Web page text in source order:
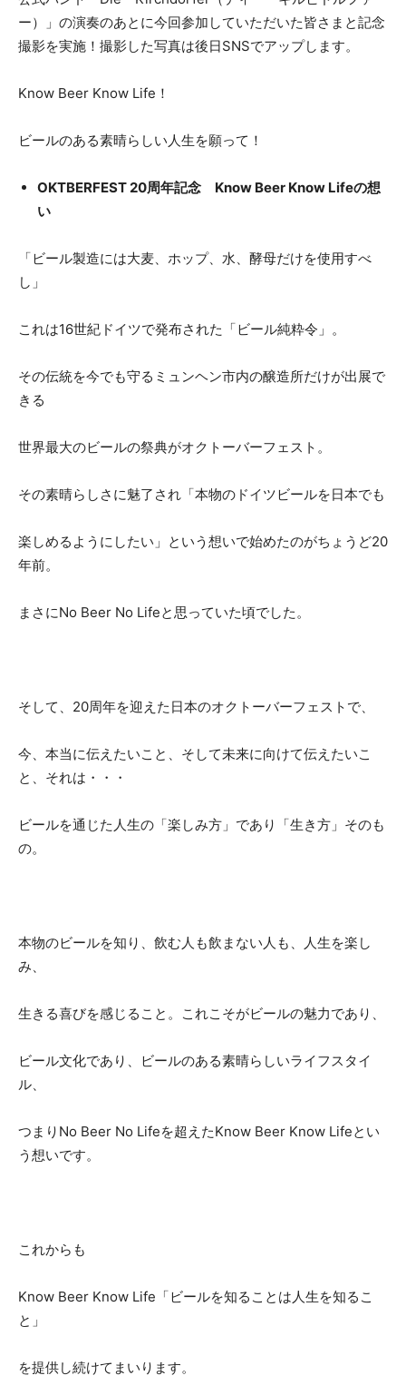
ー）」の演奏のあとに今回参加していただいた皆さまと記念
撮影を実施！撮影した写真は後日SNSでアップします。
Know Beer Know Life！
ビールのある素晴らしい人生を願って！
OKTBERFEST 20周年記念 Know Beer Know Lifeの想
い
「ビール製造には大麦、ホップ、水、酵母だけを使用すべ
し」
これは16世紀ドイツで発布された「ビール純粋令」。
その伝統を今でも守るミュンヘン市内の醸造所だけが出展で
きる
世界最大のビールの祭典がオクトーバーフェスト。
その素晴らしさに魅了され「本物のドイツビールを日本でも
楽しめるようにしたい」という想いで始めたのがちょうど20
年前。
まさにNo Beer No Lifeと思っていた頃でした。
そして、20周年を迎えた日本のオクトーバーフェストで、
今、本当に伝えたいこと、そして未来に向けて伝えたいこ
と、それは・・・
ビールを通じた人生の「楽しみ方」であり「生き方」そのも
の。
本物のビールを知り、飲む人も飲まない人も、人生を楽し
み、
生きる喜びを感じること。これこそがビールの魅力であり、
ビール文化であり、ビールのある素晴らしいライフスタイ
ル、
つまりNo Beer No Lifeを超えたKnow Beer Know Lifeとい
う想いです。
これからも
Know Beer Know Life「ビールを知ることは人生を知るこ
と」
を提供し続けてまいります。